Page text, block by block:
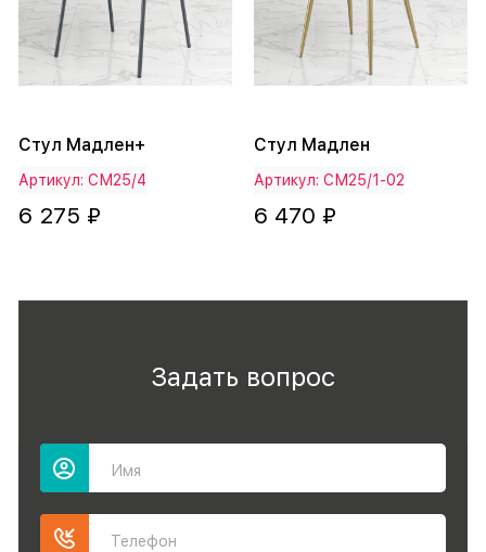
Стул Мадлен+
Артикул: СМ25/4
6 275 ₽
Стул Мадлен
Артикул: СМ25/1-02
6 470 ₽
Задать вопрос
Имя
Телефон